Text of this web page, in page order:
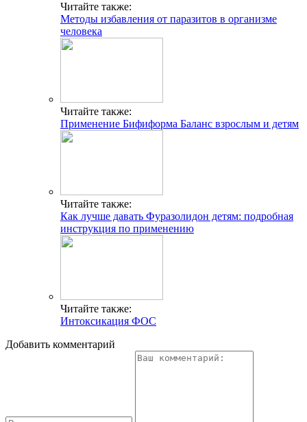
Читайте также:
Методы избавления от паразитов в организме
человека
Читайте также:
Применение Бифиформа Баланс взрослым и детям
Читайте также:
Как лучше давать Фуразолидон детям: подробная
инструкция по применению
Читайте также:
Интоксикация ФОС
Добавить комментарий